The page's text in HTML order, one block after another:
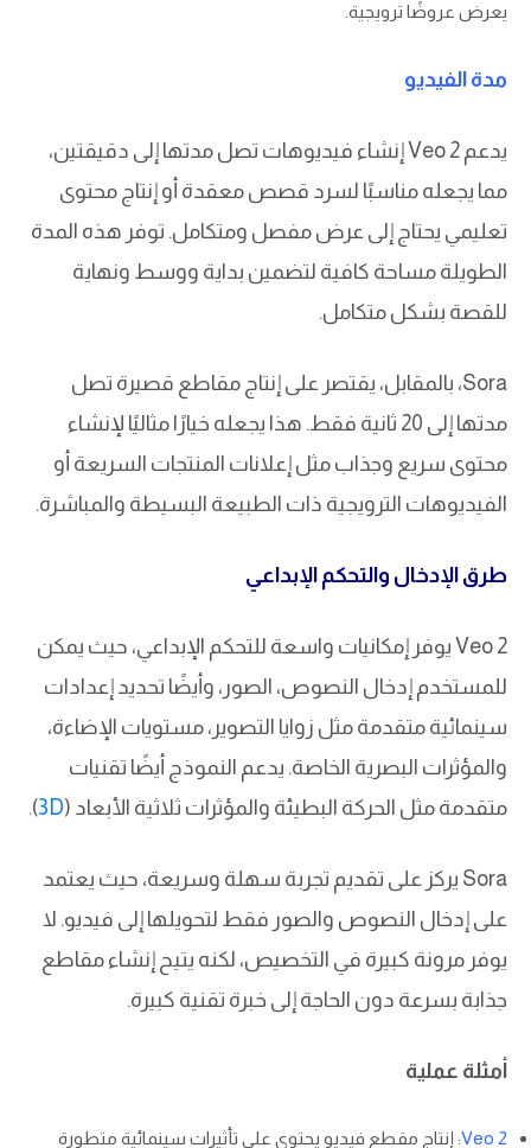
يعرض عروضًا ترويجية.
مدة الفيديو
يدعم Veo 2 إنشاء فيديوهات تصل مدتها إلى دقيقتين،
مما يجعله مناسبًا لسرد قصص معقدة أو إنتاج محتوى
تعليمي يحتاج إلى عرض مفصل ومتكامل. توفر هذه المدة
الطويلة مساحة كافية لتضمين بداية ووسط ونهاية
للقصة بشكل متكامل.
Sora، بالمقابل، يقتصر على إنتاج مقاطع قصيرة تصل
مدتها إلى 20 ثانية فقط. هذا يجعله خيارًا مثاليًا لإنشاء
محتوى سريع وجذاب مثل إعلانات المنتجات السريعة أو
الفيديوهات الترويجية ذات الطبيعة البسيطة والمباشرة.
طرق الإدخال والتحكم الإبداعي
Veo 2 يوفر إمكانيات واسعة للتحكم الإبداعي، حيث يمكن
للمستخدم إدخال النصوص، الصور، وأيضًا تحديد إعدادات
سينمائية متقدمة مثل زوايا التصوير، مستويات الإضاءة،
والمؤثرات البصرية الخاصة. يدعم النموذج أيضًا تقنيات
متقدمة مثل الحركة البطيئة والمؤثرات ثلاثية الأبعاد (3D
).
Sora يركز على تقديم تجربة سهلة وسريعة، حيث يعتمد
على إدخال النصوص والصور فقط لتحويلها إلى فيديو. لا
يوفر مرونة كبيرة في التخصيص، لكنه يتيح إنشاء مقاطع
جذابة بسرعة دون الحاجة إلى خبرة تقنية كبيرة.
أمثلة عملية
Veo 2: إنتاج مقطع فيديو يحتوي على تأثيرات سينمائية متطورة